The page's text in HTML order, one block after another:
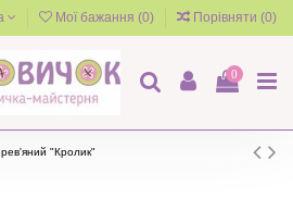
Мої бажання (0) Порівняти (0)
0
"Кролик"